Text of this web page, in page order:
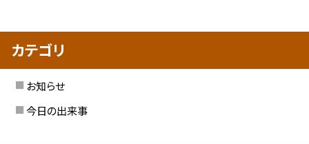
カテゴリ
お知らせ
今日の出来事